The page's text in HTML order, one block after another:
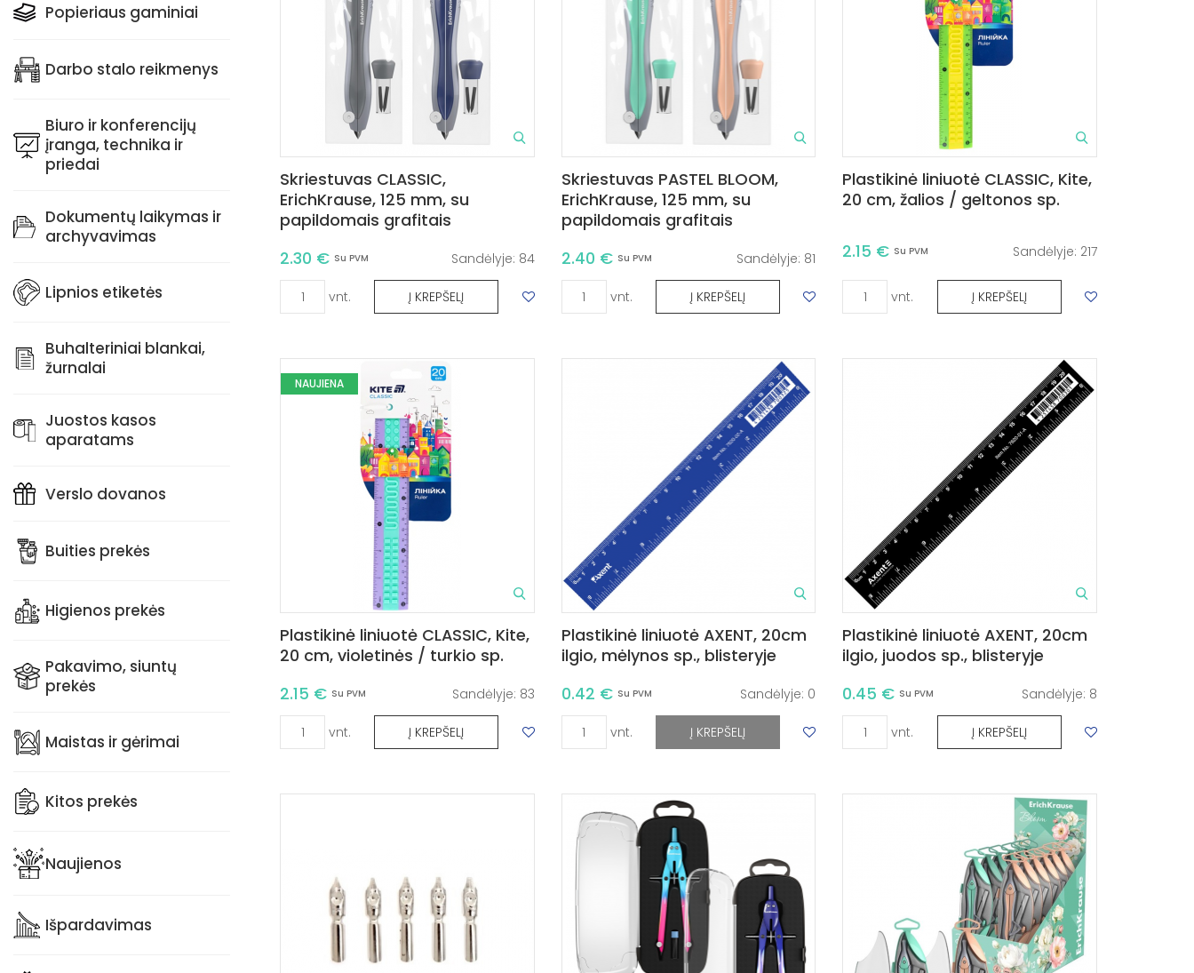
Popieriaus gaminiai
Darbo stalo reikmenys
Biuro ir konferencijų
įranga, technika ir
priedai
Dokumentų laikymas ir
archyvavimas
Lipnios etiketės
Buhalteriniai blankai,
žurnalai
Juostos kasos
aparatams
Verslo dovanos
Buities prekės
Higienos prekės
Pakavimo, siuntų
prekės
Maistas ir gėrimai
Kitos prekės
Naujienos
Išpardavimas
Skriestuvas CLASSIC,
ErichKrause, 125 mm, su
papildomais grafitais
2.30 € Su PVM Sandėlyje: 84
vnt. Į KREPŠELĮ
Skriestuvas PASTEL BLOOM,
ErichKrause, 125 mm, su
papildomais grafitais
2.40 € Su PVM Sandėlyje: 81
vnt. Į KREPŠELĮ
Plastikinė liniuotė CLASSIC, Kite,
20 cm, žalios / geltonos sp.
2.15 € Su PVM Sandėlyje: 217
vnt. Į KREPŠELĮ
NAUJIENA
Plastikinė liniuotė CLASSIC, Kite,
20 cm, violetinės / turkio sp.
2.15 € Su PVM Sandėlyje: 83
vnt. Į KREPŠELĮ
Plastikinė liniuotė AXENT, 20cm
ilgio, mėlynos sp., blisteryje
0.42 € Su PVM Sandėlyje: 0
vnt. Į KREPŠELĮ
Plastikinė liniuotė AXENT, 20cm
ilgio, juodos sp., blisteryje
0.45 € Su PVM Sandėlyje: 8
vnt. Į KREPŠELĮ